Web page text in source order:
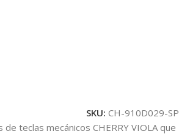
SKU: CH-910D029-SP
teclas mecánicos CHERRY VIOLA que